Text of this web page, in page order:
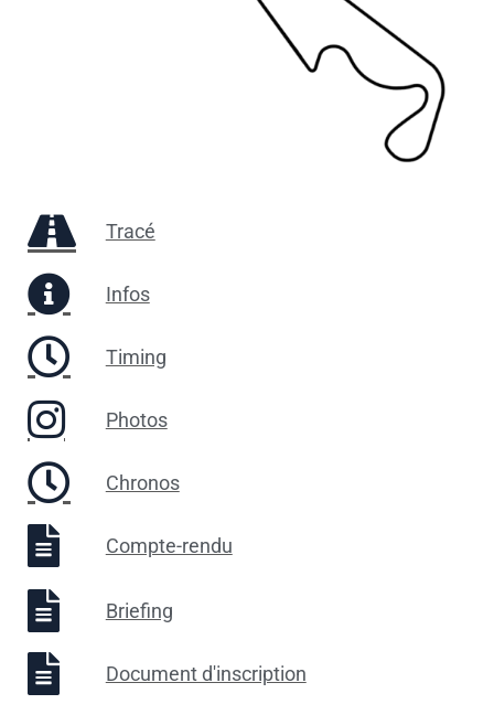
Tracé
Infos
Timing
Photos
Chronos
Compte-rendu
Briefing
Document d'inscription